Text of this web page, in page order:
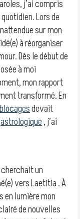
j’ai compris
Lors de
sur mon
à réorganiser
Dès le début de
à moi
mon rapport
transformé. En
blocagesdevait
astrologique, j’ai
un
vers Laetitia . À
en lumière mon
de nouvelles